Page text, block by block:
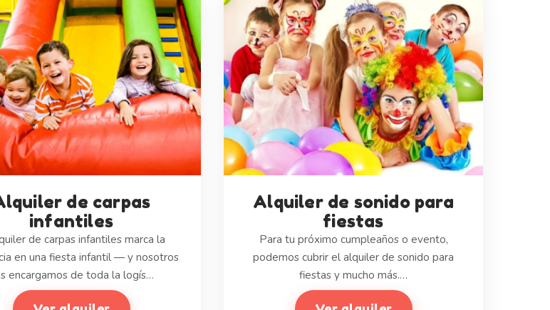
de carpas
infantiles
de carpas infantiles marca la
en una fiesta infantil — y nosotros
encargamos de toda la logís…
Alquiler de sonido para
fiestas
Para tu próximo cumpleaños o evento,
podemos cubrir el alquiler de sonido para
fiestas y mucho más.…